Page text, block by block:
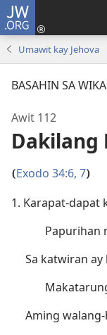
JW.ORG
Umawit kay Jehova
BASAHIN SA
Awit 112
Dakilang
(Exodo 34:6, 7)
1. Karapat-dapat
Papurihan
Sa katwiran ay
Aming